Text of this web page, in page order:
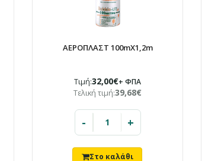
ΑΕΡΟΠΛΑΣΤ 100mX1,2m
Τιμή:32,00€+ ΦΠΑ
Τελική τιμή:39,68€
- +